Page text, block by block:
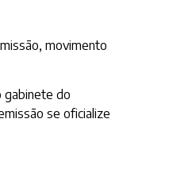
movimento
gabinete do
se oficialize